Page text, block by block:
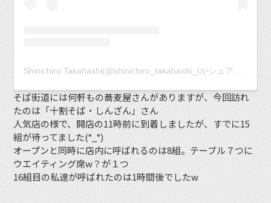
そば街道には何軒もの蕎麦屋さんがありますが、今回訪れ
たのは「十割そば・しんざん」さん
人気店の様で、開店の11時前に到着しましたが、すでに15
組が待ってました(°_°)
オープンと同時に店内に呼ばれるのは8組。テーブル７つに
ウエイティング席w？が１つ
16組目の私達が呼ばれたのは1時間後でしたw